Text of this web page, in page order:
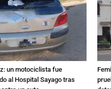
un motociclista fue
al Hospital Sayago tras